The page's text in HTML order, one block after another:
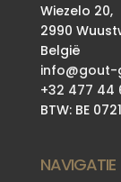
Wiezelo 20,
2990
België
+32 477 44
BTW: BE
NAVIGATIE